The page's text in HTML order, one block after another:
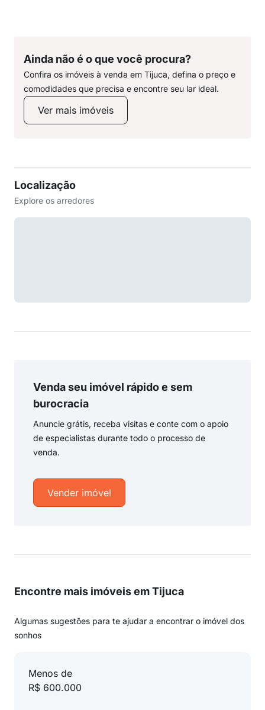
Ainda não é o que você procura?
Confira os imóveis à venda em Tijuca, defina o preço e
comodidades que precisa e encontre seu lar ideal.
Ver mais imóveis
Localização
Explore os arredores
Venda seu imóvel rápido e sem
burocracia
Anuncie grátis, receba visitas e conte com o apoio
de especialistas durante todo o processo de
venda.
Vender imóvel
Encontre mais imóveis em Tijuca
Algumas sugestões para te ajudar a encontrar o imóvel dos
sonhos
Menos de
R$ 600.000